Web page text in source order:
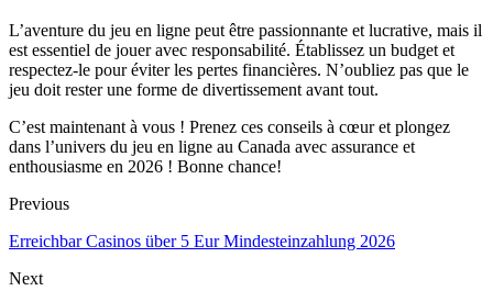
L’aventure du jeu en ligne peut être passionnante et lucrative, mais il
est essentiel de jouer avec responsabilité. Établissez un budget et
respectez-le pour éviter les pertes financières. N’oubliez pas que le
jeu doit rester une forme de divertissement avant tout.
C’est maintenant à vous ! Prenez ces conseils à cœur et plongez
dans l’univers du jeu en ligne au Canada avec assurance et
enthousiasme en 2026 ! Bonne chance!
Previous
Erreichbar Casinos über 5 Eur Mindesteinzahlung 2026
Next